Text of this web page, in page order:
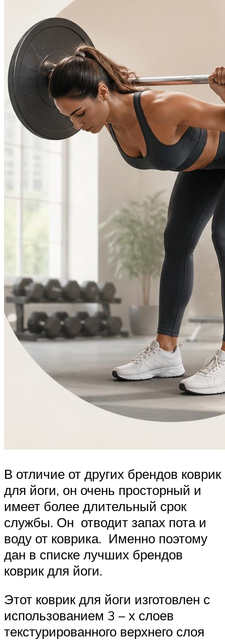
В отличие от других брендов коврик
для йоги, он очень просторный и
имеет более длительный срок
службы. Он отводит запах пота и
воду от коврика. Именно поэтому
дан в списке лучших брендов
коврик для йоги.
Этот коврик для йоги изготовлен с
использованием 3 – х слоев
текстурированного верхнего слоя